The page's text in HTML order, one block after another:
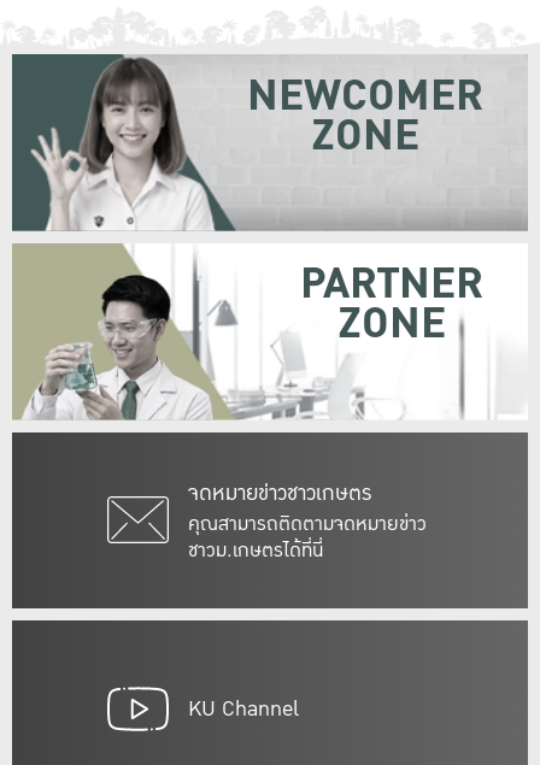
จดหมายข่าวชาวเกษตร
คุณสามารถติดตามจดหมายข่าว
ชาวม.เกษตรได้ที่นี่
NEWCOMER
ZONE
PARTNER
ZONE
KU Channel